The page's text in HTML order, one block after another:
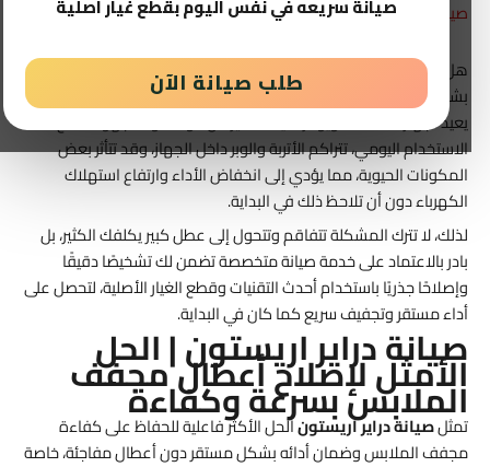
صيانة سريعه في نفس اليوم بقطع غيار اصلية
طلب صيانة الآن
صيانة أريستون
هل تعاني من ضعف أداء مجفف الملابس أو زيادة وقت التجفيف
بشكل ملحوظ؟ هنا تأتي أهميةصيانة دراير اريستون
يعيد لجهازك كفاءته ويوفر عليك الكثير من الوقت والمجهود. فمع
الاستخدام اليومي، تتراكم الأتربة والوبر داخل الجهاز، وقد تتأثر بعض
المكونات الحيوية، مما يؤدي إلى انخفاض الأداء وارتفاع استهلاك
الكهرباء دون أن تلاحظ ذلك في البداية.
لذلك، لا تترك المشكلة تتفاقم وتتحول إلى عطل كبير يكلفك الكثير، بل
بادر بالاعتماد على خدمة صيانة متخصصة تضمن لك تشخيصًا دقيقًا
وإصلاحًا جذريًا باستخدام أحدث التقنيات وقطع الغيار الأصلية، لتحصل على
أداء مستقر وتجفيف سريع كما كان في البداية.
صيانة دراير اريستون | الحل
الأمثل لإصلاح أعطال مجفف
الملابس بسرعة وكفاءة
تمثلصيانة دراير اريستونالحل الأكثر فاعلية للحفاظ على كفاءة
مجفف الملابس وضمان أدائه بشكل مستقر دون أعطال مفاجئة، خاصة